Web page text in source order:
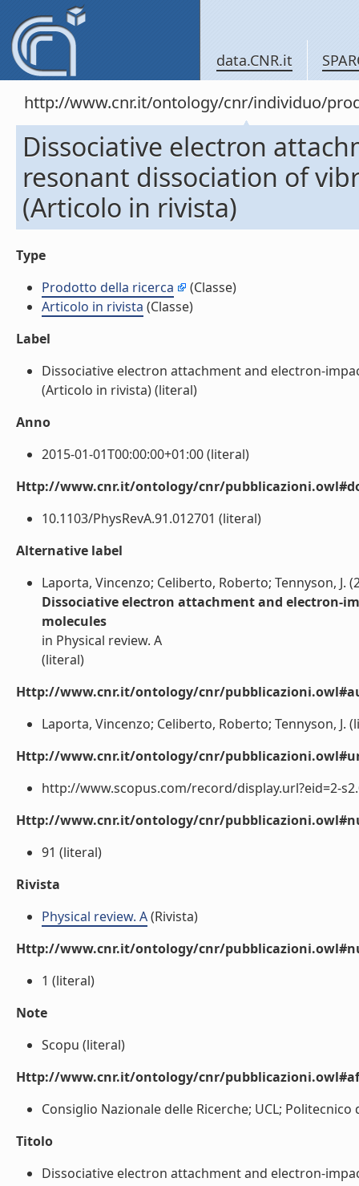
data.CNR.it
http://www.cnr.it/ontology/cnr/individuo/
Dissociative electron
resonant dissociation of
(Articolo in rivista)
Type
Prodotto della ricerca
(Classe)
Articolo in rivista (Classe)
Label
Dissociative electron attachment and electron-
(Articolo in rivista) (literal)
Anno
2015-01-01T00:00:00+01:00 (literal)
Http://www.cnr.it/ontology/cnr/
10.1103/PhysRevA.91.012701 (literal)
Alternative label
Laporta, Vincenzo; Celiberto, Roberto; Tennyson, J.
Dissociative electron attachment and electron-
molecules
in Physical review. A
(literal)
Http://www.cnr.it/ontology/cnr/
Laporta, Vincenzo; Celiberto, Roberto; Tennyson, J.
Http://www.cnr.it/ontology/cnr/
http://www.scopus.com/record/display.url?eid=2-
Http://www.cnr.it/ontology/cnr/
91 (literal)
Rivista
Physical review. A(Rivista)
Http://www.cnr.it/ontology/cnr/
1 (literal)
Note
Scopu (literal)
Http://www.cnr.it/ontology/cnr/
Consiglio Nazionale delle Ricerche; UCL; Politecnico
Titolo
Dissociative electron attachment and electron-